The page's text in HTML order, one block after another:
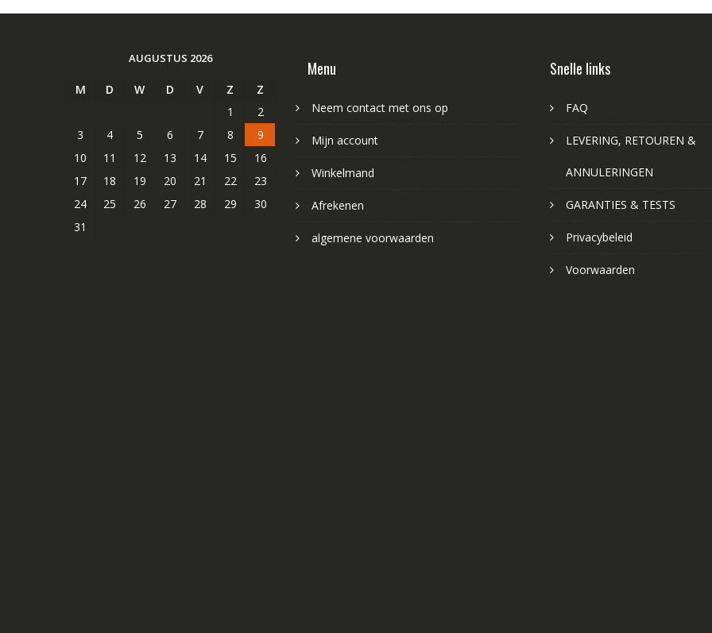
AUGUSTUS 2026
M D W D V Z
Z
1
2
3
4 5 6 7 8
9
10
11 12 13 14 15
16
17
18 19 20 21 22
23
24
25 26 27 28 29
30
31
Menu
Neem contact met ons op
Mijn account
Winkelmand
Afrekenen
algemene voorwaarden
Snelle links
FAQ
LEVERING, RETOUREN &
ANNULERINGEN
GARANTIES & TESTS
Privacybeleid
Voorwaarden